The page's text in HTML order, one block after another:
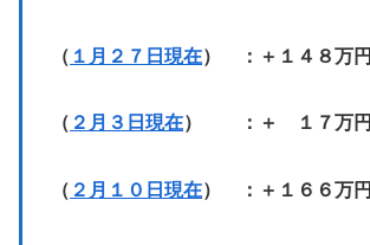
（ １月２７日現在） ：＋１４８万円
（ ２月３日現在） ：＋ １７万円
（ ２月１０日現在） ：＋１６６万円